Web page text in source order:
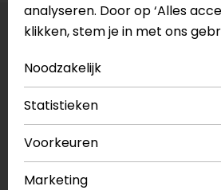
Maat:S
Vestiging Apeldoorn
Vestiging Breda
Vestiging Capelle a/d IJssel
analyseren. Door op ‘Alles
klikken, stem je in met ons
Noodzakelijk
Statistieken
Voorkeuren
Marketing